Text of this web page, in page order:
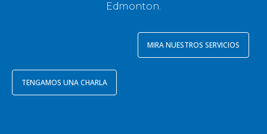
Edmonton.
MIRA NUESTROS SERVICIOS
TENGAMOS UNA CHARLA